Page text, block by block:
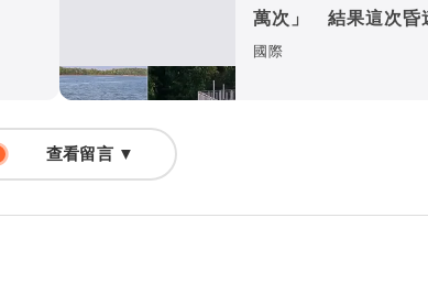
萬次」 結果這次昏
國際
查看留言 ▼